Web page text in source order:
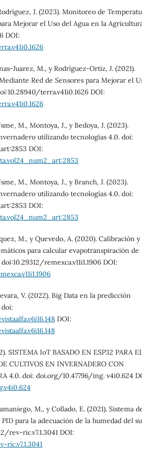
J. (2023). Monitoreo de
Mejorar el Uso del Agua en la
DOI:
Juarez, M., y Rodríguez-Ortiz, J. (2021).
Red de Sensores para Mejorar el
terra.v41i0.1626 DOI:
M., Montoya, J., y Bedoya, J. (2023).
utilizando tecnologías 4.0. doi:
DOI:
M., Montoya, J., y Branch, J. (2023).
utilizando tecnologías 4.0. doi:
DOI:
M., y Quevedo, A. (2020). Calibración y
para calcular evapotranspiración de
remexca.v11i1.1906 DOI:
V. (2022). Big Data en la predicción
DOI:
SISTEMA IoT BASADO EN ESP32 PARA
CULTIVOS EN INVERNADERO CON
4.0. doi: doi.org/10.47796/ing. v4i0.624
M., y Collado, E. (2021). Sistema
para la adecuación de la humedad del
rev-ric.v7.1.3041 DOI: